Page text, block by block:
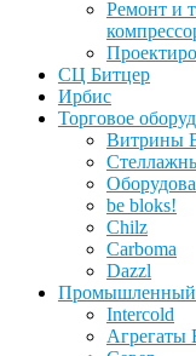
Ремонт и
СЦ Битцер
Ирбис
Торговое
Витрины
be bloks!
Chilz
Carboma
Dazzl
Промышленный
Intercold
Агрегаты